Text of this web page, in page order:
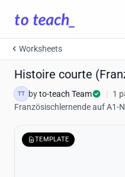
Worksheets
Histoire courte
TT byto-teach Team | 1
Französischlernende auf A1-
TEMPLATE